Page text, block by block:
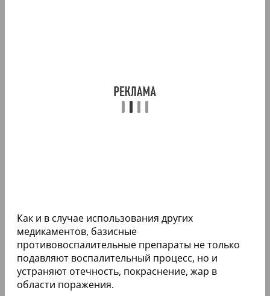
Как и в случае использования других
медикаментов, базисные
противовоспалительные препараты не только
подавляют воспалительный процесс, но и
устраняют отечность, покраснение, жар в
области поражения.